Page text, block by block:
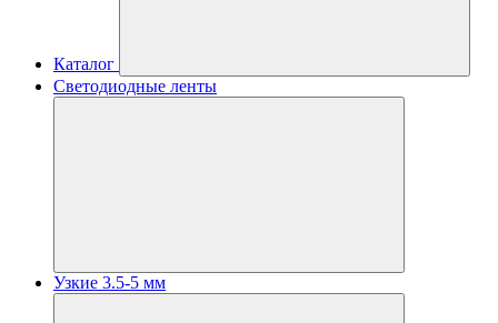
Каталог
Светодиодные ленты
Узкие 3.5-5 мм